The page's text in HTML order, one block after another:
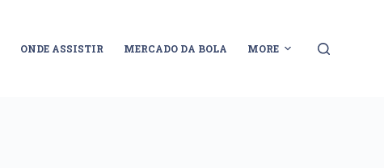
ONDE ASSISTIR MERCADO DA BOLA MORE